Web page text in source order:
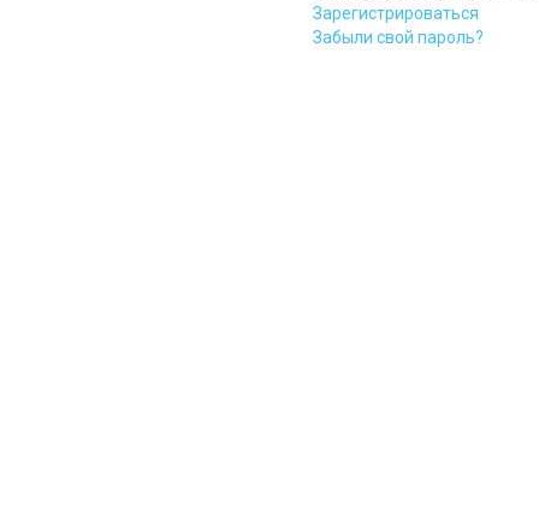
Зарегистрироваться
Забыли свой пароль?